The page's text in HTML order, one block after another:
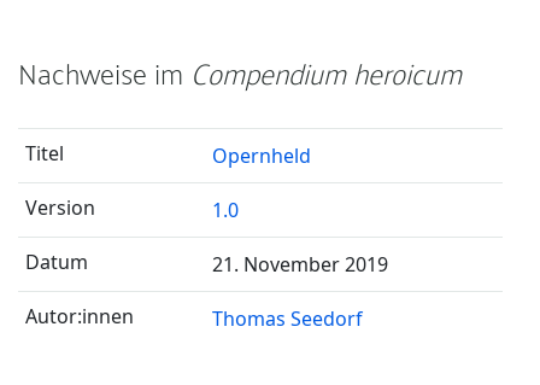
Nachweise im Compendium heroicum
Opernheld
1.0
21. November 2019
Thomas Seedorf